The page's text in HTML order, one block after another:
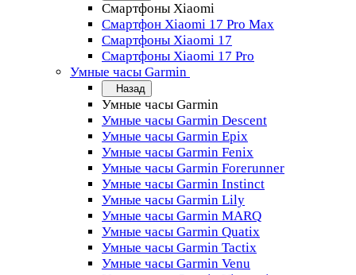
Смартфоны Xiaomi
Смартфон Xiaomi 17 Pro Max
Смартфоны Xiaomi 17
Смартфоны Xiaomi 17 Pro
Умные часы Garmin
Назад
Умные часы Garmin
Умные часы Garmin Descent
Умные часы Garmin Epix
Умные часы Garmin Fenix
Умные часы Garmin Forerunner
Умные часы Garmin Instinct
Умные часы Garmin Lily
Умные часы Garmin MARQ
Умные часы Garmin Quatix
Умные часы Garmin Tactix
Умные часы Garmin Venu